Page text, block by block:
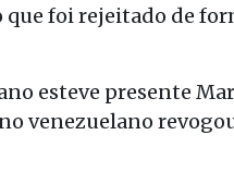
foi rejeitado de
esteve presente
venezuelano